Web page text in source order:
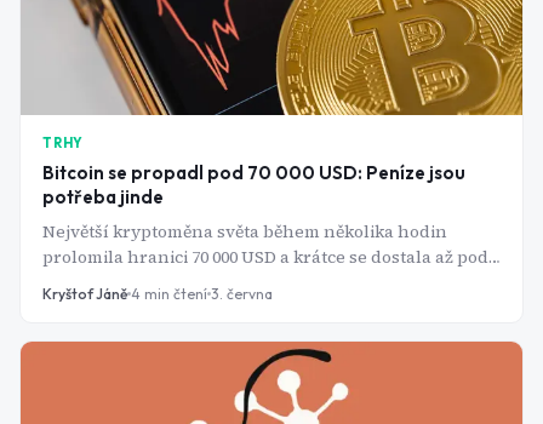
TRHY
Bitcoin se propadl pod 70 000 USD: Peníze jsou
potřeba jinde
Největší kryptoměna světa během několika hodin
prolomila hranici 70 000 USD a krátce se dostala až pod
65 000 USD. Mohly za to likvidace spekulativních pozic,
odliv kapitálu z kryptoměnových ETF a ztráty v řádu
Kryštof Jáně 4 min čtení 3. června